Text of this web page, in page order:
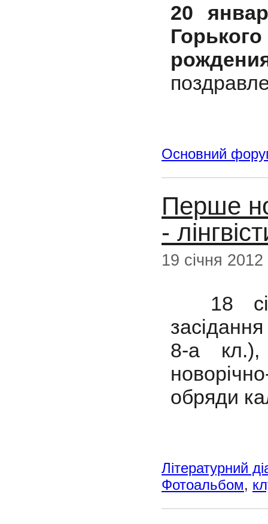
20
Основний
Перше
-
19 січня 2012
18
8-а
обряди
Літературний
Фотоальбом,